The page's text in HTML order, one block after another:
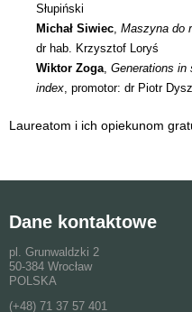
Słupiński
Michał Siwiec Maszyna do
dr hab. Krzysztof Loryś
Wiktor Zoga Generations in
index , promotor: dr Piotr
Laureatom i ich opiekunom
Dane kontaktowe
pl. Grunwaldzki 2
50-384 Wrocław
POLSKA
(+48) 71 37 57 401